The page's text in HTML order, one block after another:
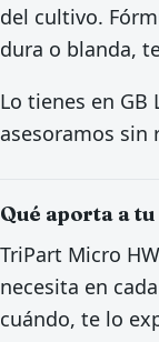
del cultivo.
dura o blanda,
Lo tienes en GB
asesoramos sin
Qué aporta a
TriPart Micro
necesita en
cuándo, te lo